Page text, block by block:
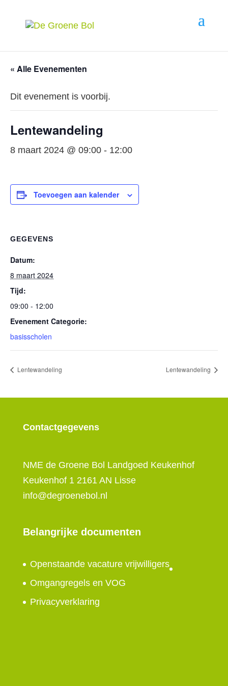
« Alle Evenementen
Dit evenement is voorbij.
Lentewandeling
8 maart 2024 @ 09:00 - 12:00
Toevoegen aan kalender
GEGEVENS
Datum:
8 maart 2024
Tijd:
09:00 - 12:00
Evenement Categorie:
basisscholen
Lentewandeling Lentewandeling
Contactgegevens
NME de Groene Bol Landgoed Keukenhof
Keukenhof 1 2161 AN Lisse
info@degroenebol.nl
Belangrijke documenten
Openstaande vacature vrijwilligers
Omgangregels en VOG
Privacyverklaring